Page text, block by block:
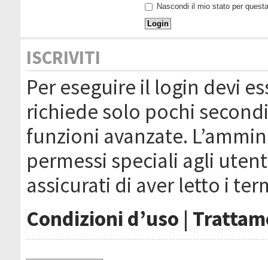
Nascondi il mio stato per
ISCRIVITI
Per eseguire il login devi
richiede solo pochi
funzioni avanzate.
permessi speciali agli
assicurati di aver letto i
Condizioni d’uso |